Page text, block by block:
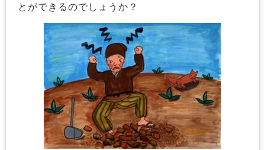
とができるのでしょうか？